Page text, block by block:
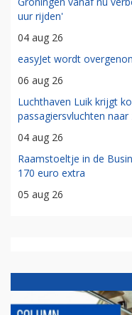
uur rijden'
04 aug 26
easyJet wordt
06 aug 26
Luchthaven Luik krijgt
passagiersvluchten
04 aug 26
Raamstoeltje in de
170 euro extra
05 aug 26